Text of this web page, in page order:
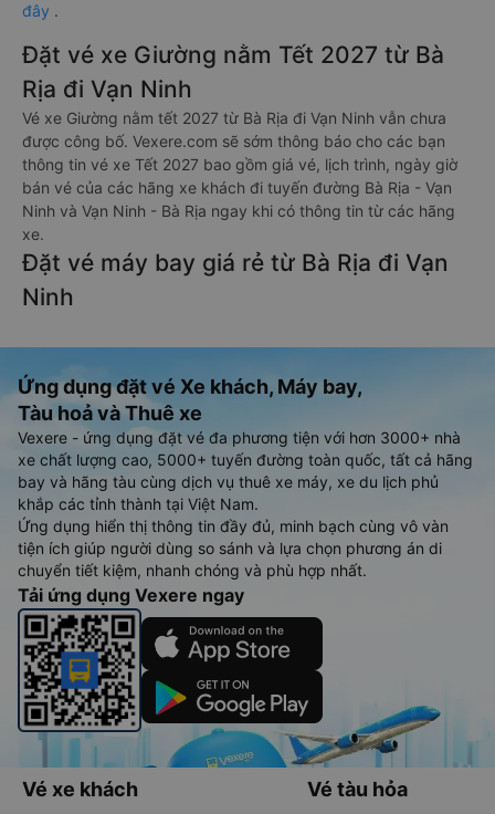
đây .
Đặt vé xe Giường nằm Tết 2027 từ Bà
Rịa đi Vạn Ninh
Vé xe Giường nằm tết 2027 từ Bà Rịa đi Vạn Ninh vẫn chưa
được công bố. Vexere.com sẽ sớm thông báo cho các bạn
thông tin vé xe Tết 2027 bao gồm giá vé, lịch trình, ngày giờ
bán vé của các hãng xe khách đi tuyến đường Bà Rịa - Vạn
Ninh và Vạn Ninh - Bà Rịa ngay khi có thông tin từ các hãng
xe.
Đặt vé máy bay giá rẻ từ Bà Rịa đi Vạn
Ninh
Ứng dụng đặt vé Xe khách, Máy bay,
Tàu hoả và Thuê xe
Vexere - ứng dụng đặt vé đa phương tiện với hơn 3000+ nhà
xe chất lượng cao, 5000+ tuyến đường toàn quốc, tất cả hãng
bay và hãng tàu cùng dịch vụ thuê xe máy, xe du lịch phủ
khắp các tỉnh thành tại Việt Nam.
Ứng dụng hiển thị thông tin đầy đủ, minh bạch cùng vô vàn
tiện ích giúp người dùng so sánh và lựa chọn phương án di
chuyển tiết kiệm, nhanh chóng và phù hợp nhất.
Tải ứng dụng Vexere ngay
Vé xe khách Vé tàu hỏa